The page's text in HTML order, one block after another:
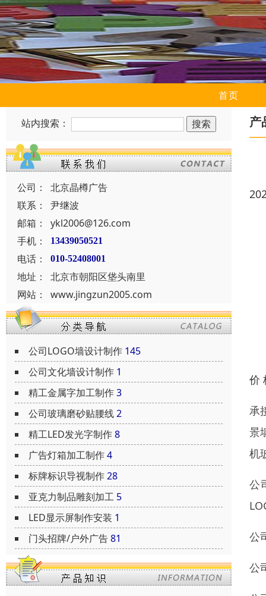
首页
站内搜索：
公司：
北京晶樽广告
联系：
尹继波
邮箱：
ykl2006@126.com
手机：
13439050521
电话： 010-52408001
地址：
北京市朝阳区垡头南里
网站：
www.jingzun2005.com
公司LOGO墙设计制作 145
公司文化墙设计制作 1
精工金属字加工制作3
公司玻璃磨砂贴腰线2
精工LED发光字制作8
广告灯箱加工制作4
标牌标识导视制作28
亚克力制品雕刻加工 5
LED显示屏制作安装 1
门头招牌/户外广告81
产
价
承
景
机
公
公
公